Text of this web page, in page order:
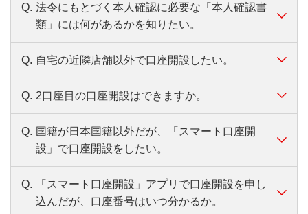
Q. 法令にもとづく本人確認に必要な「本人確認書
類」には何があるかを知りたい。
A. 本人確認の際にご提示いただく書類は、法令によ
り以下のものが定められています。
本人確認書類について、くわしくはこちら
Q. 自宅の近隣店舗以外で口座開設したい。
A. ご自宅の近隣店舗以外に、お勤め先の近隣店舗、
お勤め先から指定の店舗で口座開設ができます。
上記以外の店舗をご希望の場合は、理由をお伺い
し、口座開設をお断りする場合があります。
「スマート口座開設」アプリでは、口座開設時の
お手続きで全店から店舗を選択できますが、口座
Q. 2口座目の口座開設はできますか。
A. すでに普通預金口座をお持ちの方は、原則「スマ
ート口座開設」アプリをご利用いただけません。
勤務先からお勤め先コードを案内されている場合を除
く。
定期預金・一般財形・社員総合口座等の普通預金以外
の口座のみお持ちの場合、スマート口座開設での受付
Q. 国籍が日本国籍以外だが、「スマート口座開
設」で口座開設をしたい。
A.
日本国籍以外の方または二重国籍の方は、窓口で
の取引確認が必要なため、「スマート口座開設」
Q.
「スマート口座開設」アプリで口座開設を申し
込んだが、口座番号はいつ分かるか。